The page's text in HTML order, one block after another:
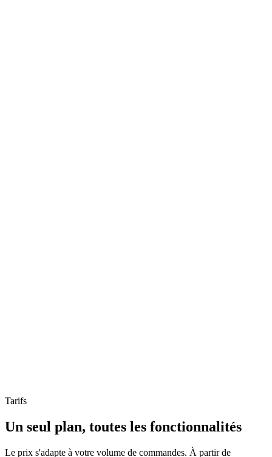
Tarifs
Un seul plan, toutes les fonctionnalités
Le prix s'adapte à votre volume de commandes. À partir de